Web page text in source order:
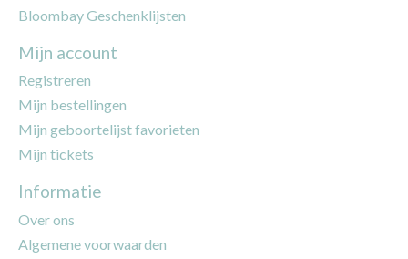
Bloombay Geschenklijsten
Mijn account
Registreren
Mijn bestellingen
Mijn geboortelijst favorieten
Mijn tickets
Informatie
Over ons
Algemene voorwaarden